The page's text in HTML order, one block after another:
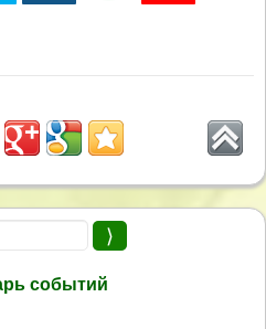
событий